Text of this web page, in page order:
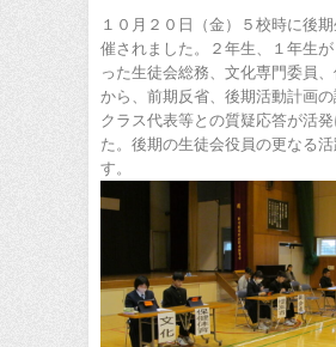
１０月２０日（金）５校時に後
催されました。２年生、１年生
った生徒会総務、文化専門委員
から、前期反省、後期活動計画
クラス代表等との質疑応答が活
た。後期の生徒会役員の更なる
す。